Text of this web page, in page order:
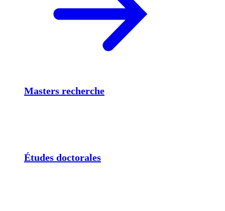
Masters recherche
Études doctorales